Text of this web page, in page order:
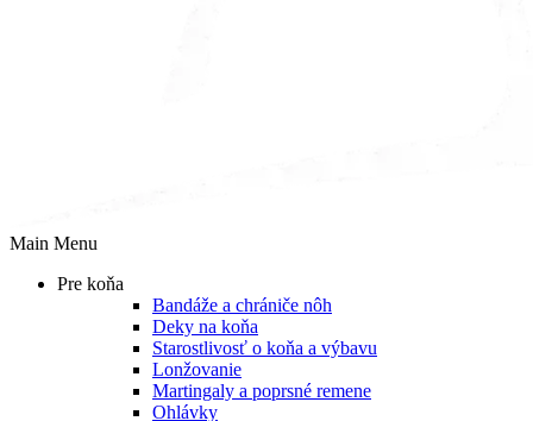
Main Menu
Pre koňa
Bandáže a chrániče nôh
Deky na koňa
Starostlivosť o koňa a výbavu
Lonžovanie
Martingaly a poprsné remene
Ohlávky